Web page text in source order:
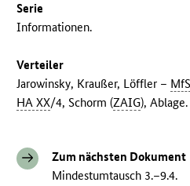
Serie
Informationen.
Verteiler
Jarowinsky, Kraußer, Löffler – MfS
HA XX/4, Schorm (ZAIG), Ablage.
Zum nächsten Dokument
Mindestumtausch 3.–9.4.